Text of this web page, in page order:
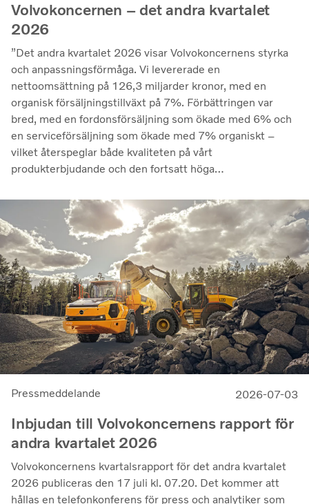
Volvokoncernen – det andra kvartalet
2026
”Det andra kvartalet 2026 visar Volvokoncernens styrka
och anpassningsförmåga. Vi levererade en
nettoomsättning på 126,3 miljarder kronor, med en
organisk försäljningstillväxt på 7%. Förbättringen var
bred, med en fordonsförsäljning som ökade med 6% och
en serviceförsäljning som ökade med 7% organiskt –
vilket återspeglar både kvaliteten på vårt
produkterbjudande och den fortsatt höga
marknader. Lönsamheten nådde sin högsta nivå under de
senaste kvartalen. Det justerade rörelseresultatet steg
till 14,8 miljarder kronor (13,5), med en justerad
rörelsemarginal på 11,7%, upp från 11,0% under andra
kvartalet 2025, en utveckling som visar vår förmåga att
generera bra resultat genom konjunkturcykeln”, säger
Martin Lundstedt, vd och koncernchef.
Pressmeddelande 2026-07-03
Inbjudan till Volvokoncernens rapport för
andra kvartalet 2026
Volvokoncernens kvartalsrapport för det andra kvartalet
2026 publiceras den 17 juli kl. 07.20. Det kommer att
hållas en telefonkonferens för press och analytiker som